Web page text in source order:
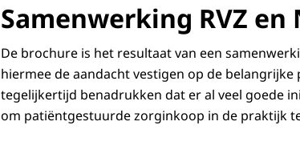
Samenwerking RVZ en
De brochure is het resultaat van een
hiermee de aandacht vestigen op de
tegelijkertijd benadrukken dat er al veel goede
om patiëntgestuurde zorginkoop in de praktijk